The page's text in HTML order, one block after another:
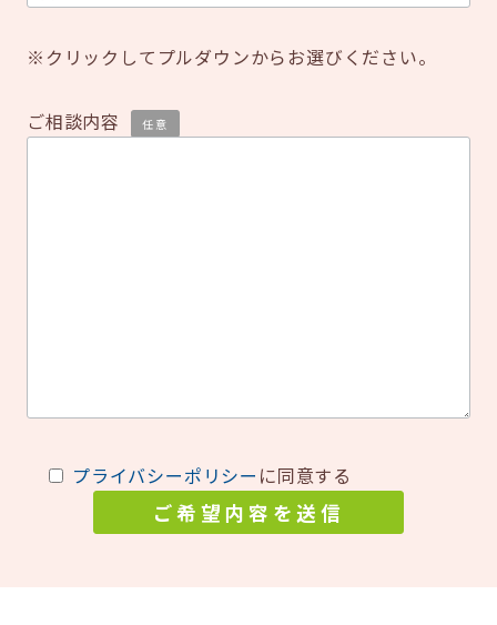
※クリックしてプルダウンからお選びください。
ご相談内容 任意
プライバシーポリシー に同意する